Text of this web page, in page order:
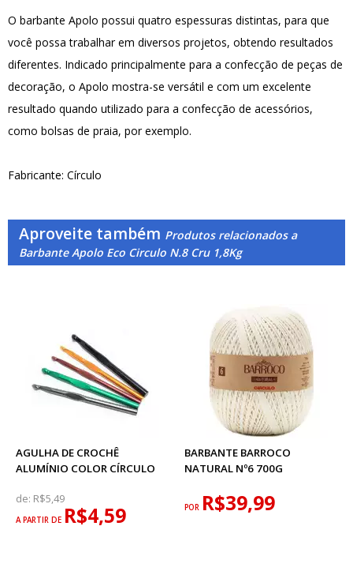
O barbante Apolo possui quatro espessuras distintas, para que
você possa trabalhar em diversos projetos, obtendo resultados
diferentes. Indicado principalmente para a confecção de peças de
decoração, o Apolo mostra-se versátil e com um excelente
resultado quando utilizado para a confecção de acessórios,
como bolsas de praia, por exemplo.
Fabricante: Círculo
Aproveite também Produtos relacionados a
Barbante Apolo Eco Circulo N.8 Cru 1,8Kg
AGULHA DE CROCHÊ
ALUMÍNIO COLOR CÍRCULO
de: R$5,49
A PARTIR DE R$4,59
BARBANTE BARROCO
NATURAL Nº6 700G
POR R$39,99